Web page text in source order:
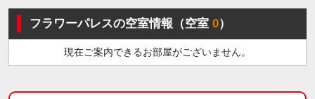
フラワーパレスの空室情報（空室0）
現在ご案内できるお部屋がございません。